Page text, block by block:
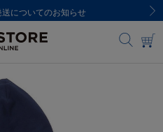
についてのお知らせ